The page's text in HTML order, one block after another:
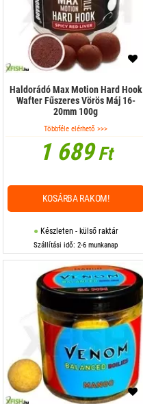
Haldorádó Max Motion Hard Hook
Wafter Fűszeres Vörös Máj 16-
20mm 100g
Többféle elérhető >>>
1 689Ft
Készleten - külső raktár
Szállítási idő: 2-6 munkanap
KOSÁRBA RAKOM!